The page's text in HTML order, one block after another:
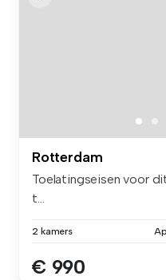
Rotterdam
Toelatingseisen voor
t...
2 kamers
€ 990